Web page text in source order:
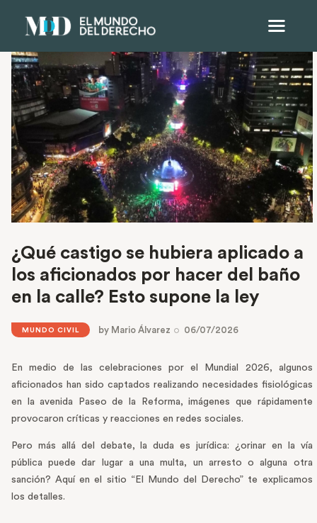
¿Qué castigo se hubiera aplicado a
los aficionados por hacer del baño
en la calle? Esto supone la ley
MUNDO CIVIL by Mario Álvarez 06/07/2026
En medio de las celebraciones por el Mundial 2026, algunos
aficionados han sido captados realizando necesidades fisiológicas
en la avenida Paseo de la Reforma, imágenes que rápidamente
provocaron críticas y reacciones en redes sociales.
Pero más allá del debate, la duda es jurídica: ¿orinar en la vía
pública puede dar lugar a una multa, un arresto o alguna otra
sanción? Aquí en el sitio “El Mundo del Derecho” te explicamos
los detalles.